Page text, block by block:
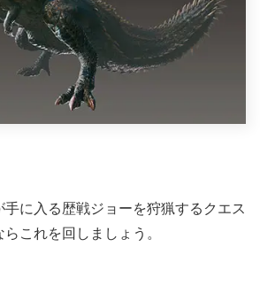
手に入る歴戦ジョーを狩猟するクエス
これを回しましょう。